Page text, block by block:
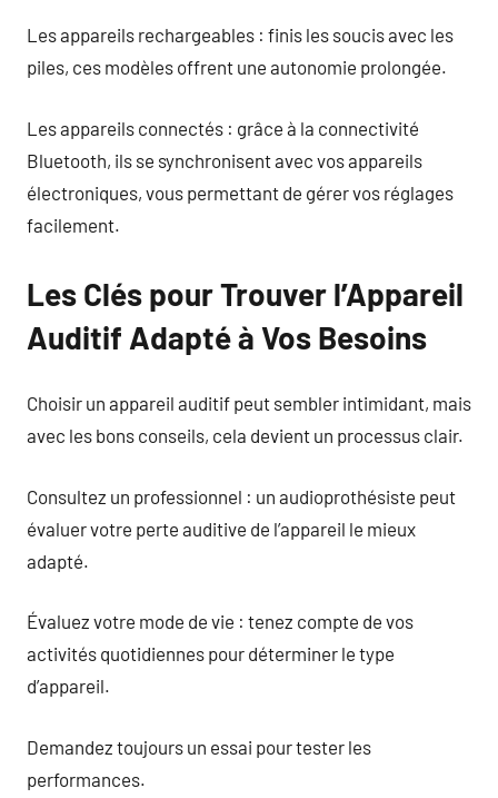
Les appareils rechargeables : finis les soucis avec les
piles, ces modèles offrent une autonomie prolongée.
Les appareils connectés : grâce à la connectivité
Bluetooth, ils se synchronisent avec vos appareils
électroniques, vous permettant de gérer vos réglages
facilement.
Les Clés pour Trouver l’Appareil
Auditif Adapté à Vos Besoins
Choisir un appareil auditif peut sembler intimidant, mais
avec les bons conseils, cela devient un processus clair.
Consultez un professionnel : un audioprothésiste peut
évaluer votre perte auditive de l’appareil le mieux
adapté.
Évaluez votre mode de vie : tenez compte de vos
activités quotidiennes pour déterminer le type
d’appareil.
Demandez toujours un essai pour tester les
performances.